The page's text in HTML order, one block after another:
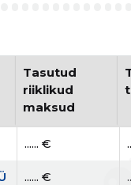
Tasutud
riiklikud
maksud
...... €
...... €